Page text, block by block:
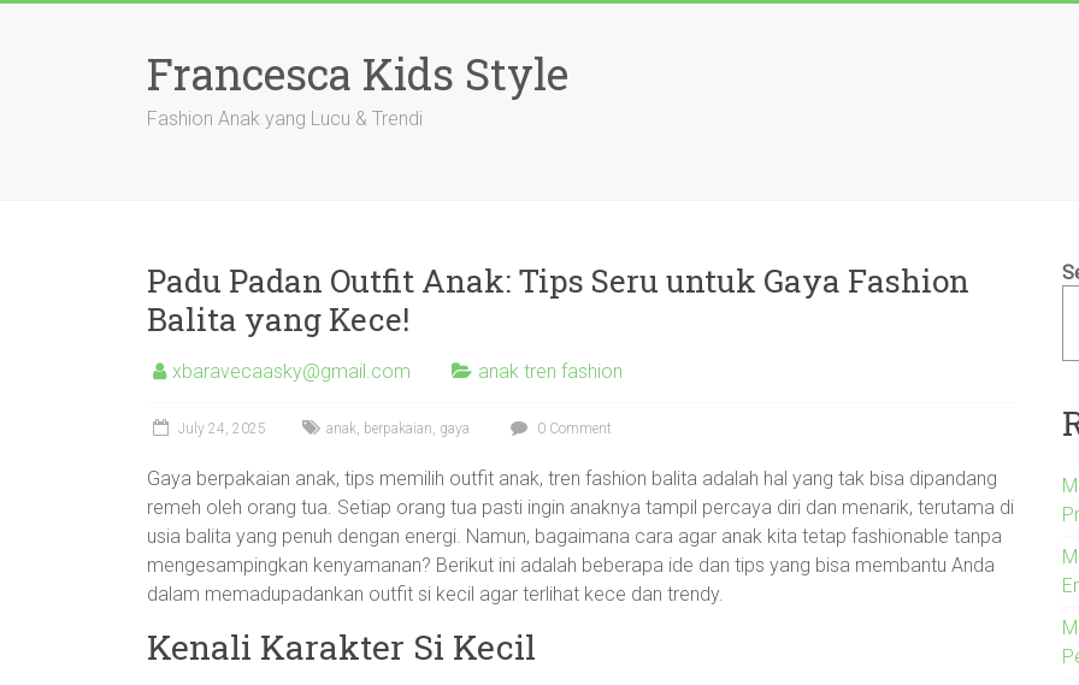
Francesca Kids Style
Fashion Anak yang Lucu & Trendi
Padu Padan Outfit Anak: Tips Seru untuk Gaya Fashion
Balita yang Kece!
xbaravecaasky@gmail.com anak tren fashion
July 24, 2025 anak, berpakaian, gaya 0 Comment
Gaya berpakaian anak, tips memilih outfit anak, tren fashion balita adalah hal yang tak bisa dipandang
remeh oleh orang tua. Setiap orang tua pasti ingin anaknya tampil percaya diri dan menarik, terutama di
usia balita yang penuh dengan energi. Namun, bagaimana cara agar anak kita tetap fashionable tanpa
mengesampingkan kenyamanan? Berikut ini adalah beberapa ide dan tips yang bisa membantu Anda
dalam memadupadankan outfit si kecil agar terlihat kece dan trendy.
Kenali Karakter Si Kecil